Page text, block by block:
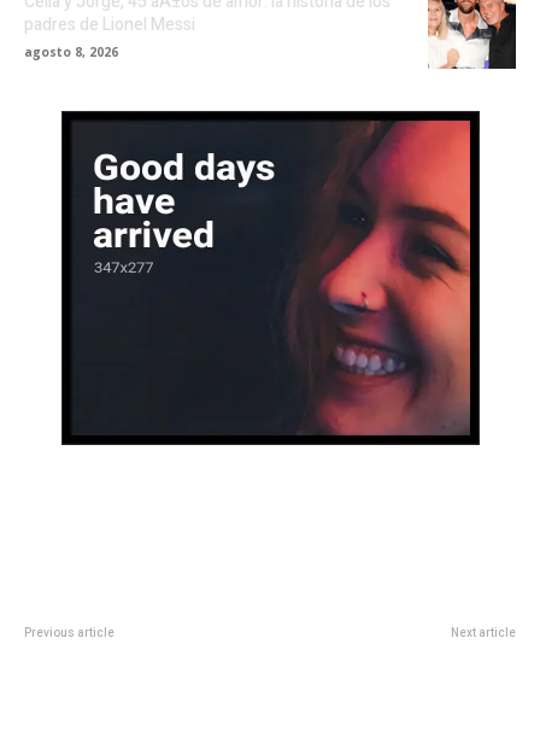
padres de Lionel Messi
agosto 8, 2026
Previous article Next article